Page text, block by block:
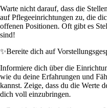
Warte nicht darauf, dass die
auf Pflegeeinrichtungen zu, die
offenen Positionen. Oft gibt es
sind!
✨Bereite dich auf
Informiere dich über die
wie du deine Erfahrungen und
kannst. Zeige, dass du die Werte
dich voll einzubringen.